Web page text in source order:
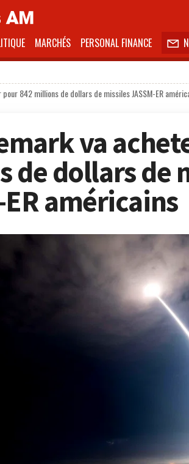
MARCHÉS PERSONAL FINANCE 
pour 842 millions de dollars de missiles JASSM-ER
va
de dollars de
ER américains